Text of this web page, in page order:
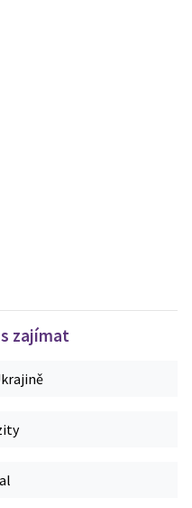
zajímat